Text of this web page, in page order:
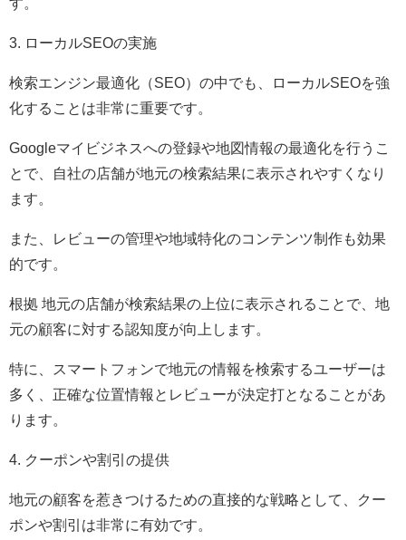
3. ローカルSEOの実施
検索エンジン最適化（SEO）の中でも、ローカルSEOを強
化することは非常に重要です。
Googleマイビジネスへの登録や地図情報の最適化を行うこ
とで、自社の店舗が地元の検索結果に表示されやすくなり
ます。
また、レビューの管理や地域特化のコンテンツ制作も効果
的です。
根拠 地元の店舗が検索結果の上位に表示されることで、地
元の顧客に対する認知度が向上します。
特に、スマートフォンで地元の情報を検索するユーザーは
多く、正確な位置情報とレビューが決定打となることがあ
ります。
4. クーポンや割引の提供
地元の顧客を惹きつけるための直接的な戦略として、クー
ポンや割引は非常に有効です。